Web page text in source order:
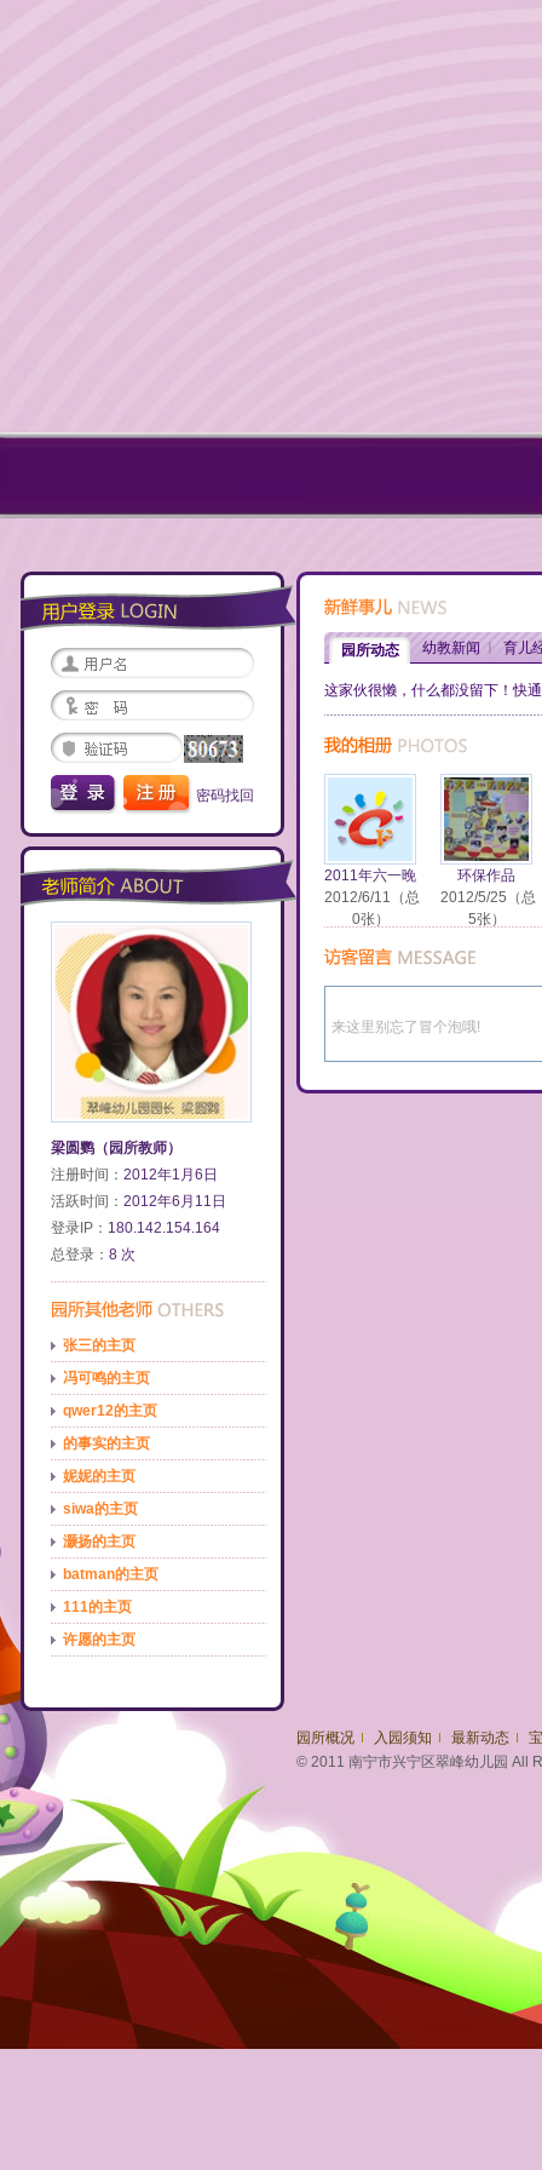
密码找回
梁圆鹦（园所教师）
注册时间： 2012年1月6日
活跃时间： 2012年6月11日
登录IP： 180.142.154.164
总登录： 8 次
张三的主页
冯可鸣的主页
qwer12的主页
的事实的主页
妮妮的主页
siwa的主页
灏扬的主页
batman的主页
111的主页
许愿的主页
园所动态 幼教新闻 育儿
这家伙很懒，什么都没留下！快
2011年六一晚
2012/6/11（总
0张）
环保作品
2012/5/25（总
5张）
园所概况 入园须知 最新动态
© 2011 南宁市兴宁区翠峰幼儿园 All